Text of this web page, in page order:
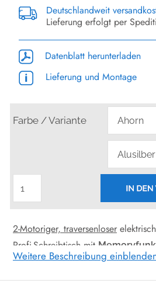
Deutschlandweit
Lieferung erfolgt per
Datenblatt herunterladen
Lieferung und Montage
Farbe / Variante
2-Motoriger, traversenloser
Profi-Schreibtisch mit
maximalen Hubhöhe von 127 cm.
Weitere Beschreibung